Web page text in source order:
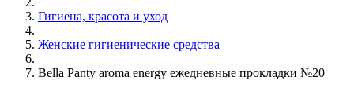
Гигиена, красота и уход
Женские гигиенические средства
Bella Panty aroma energy ежедневные прокладки №20